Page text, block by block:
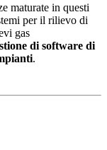
maturate in questi
per il rilievo di
gas
di software di
.